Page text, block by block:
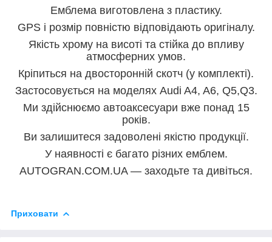
Емблема виготовлена з пластику.
GPS і розмір повністю відповідають оригіналу.
Якість хрому на висоті та стійка до впливу
атмосферних умов.
Кріпиться на двосторонній скотч (у комплекті).
Застосовується на моделях Audi A4, A6, Q5,Q3.
Ми здійснюємо автоаксесуари вже понад 15
років.
Ви залишитеся задоволені якістю продукції.
У наявності є багато різних емблем.
AUTOGRAN.COM.UA — заходьте та дивіться.
Приховати